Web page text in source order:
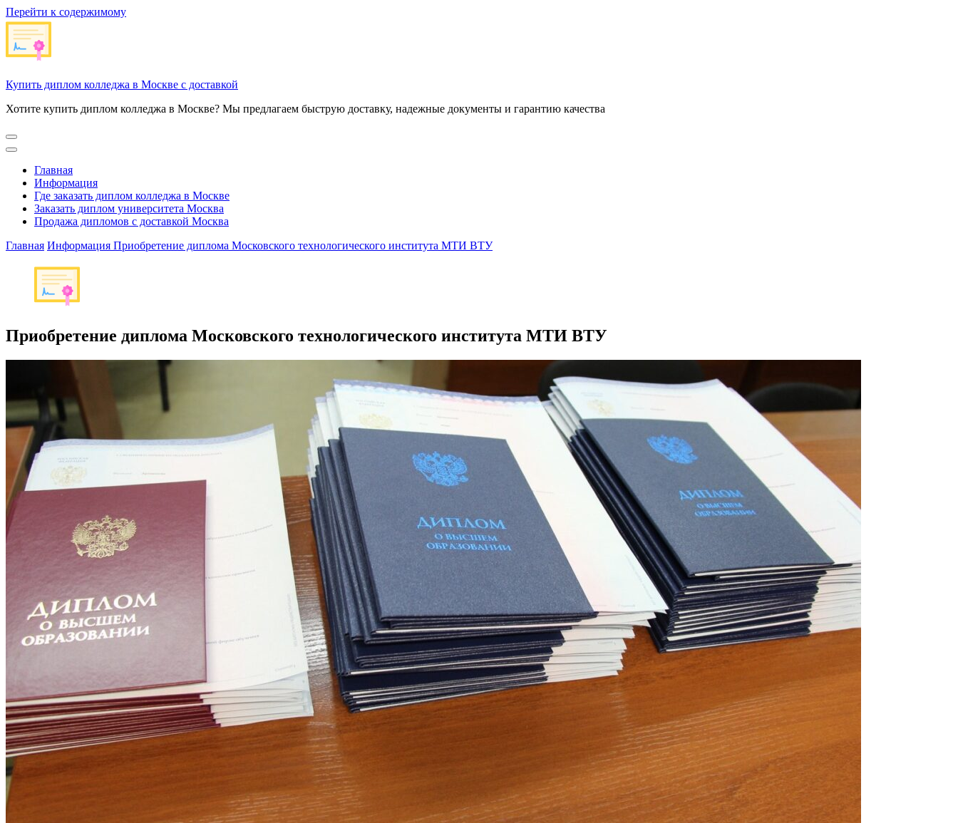
Перейти к содержимому
Купить диплом колледжа в Москве с доставкой
Хотите купить диплом колледжа в Москве? Мы предлагаем быструю доставку, надежные документы и гарантию качества
Главная
Информация
Где заказать диплом колледжа в Москве
Заказать диплом университета Москва
Продажа дипломов с доставкой Москва
Главная Информация Приобретение диплома Московского технологического института МТИ ВТУ
Приобретение диплома Московского технологического института МТИ ВТУ